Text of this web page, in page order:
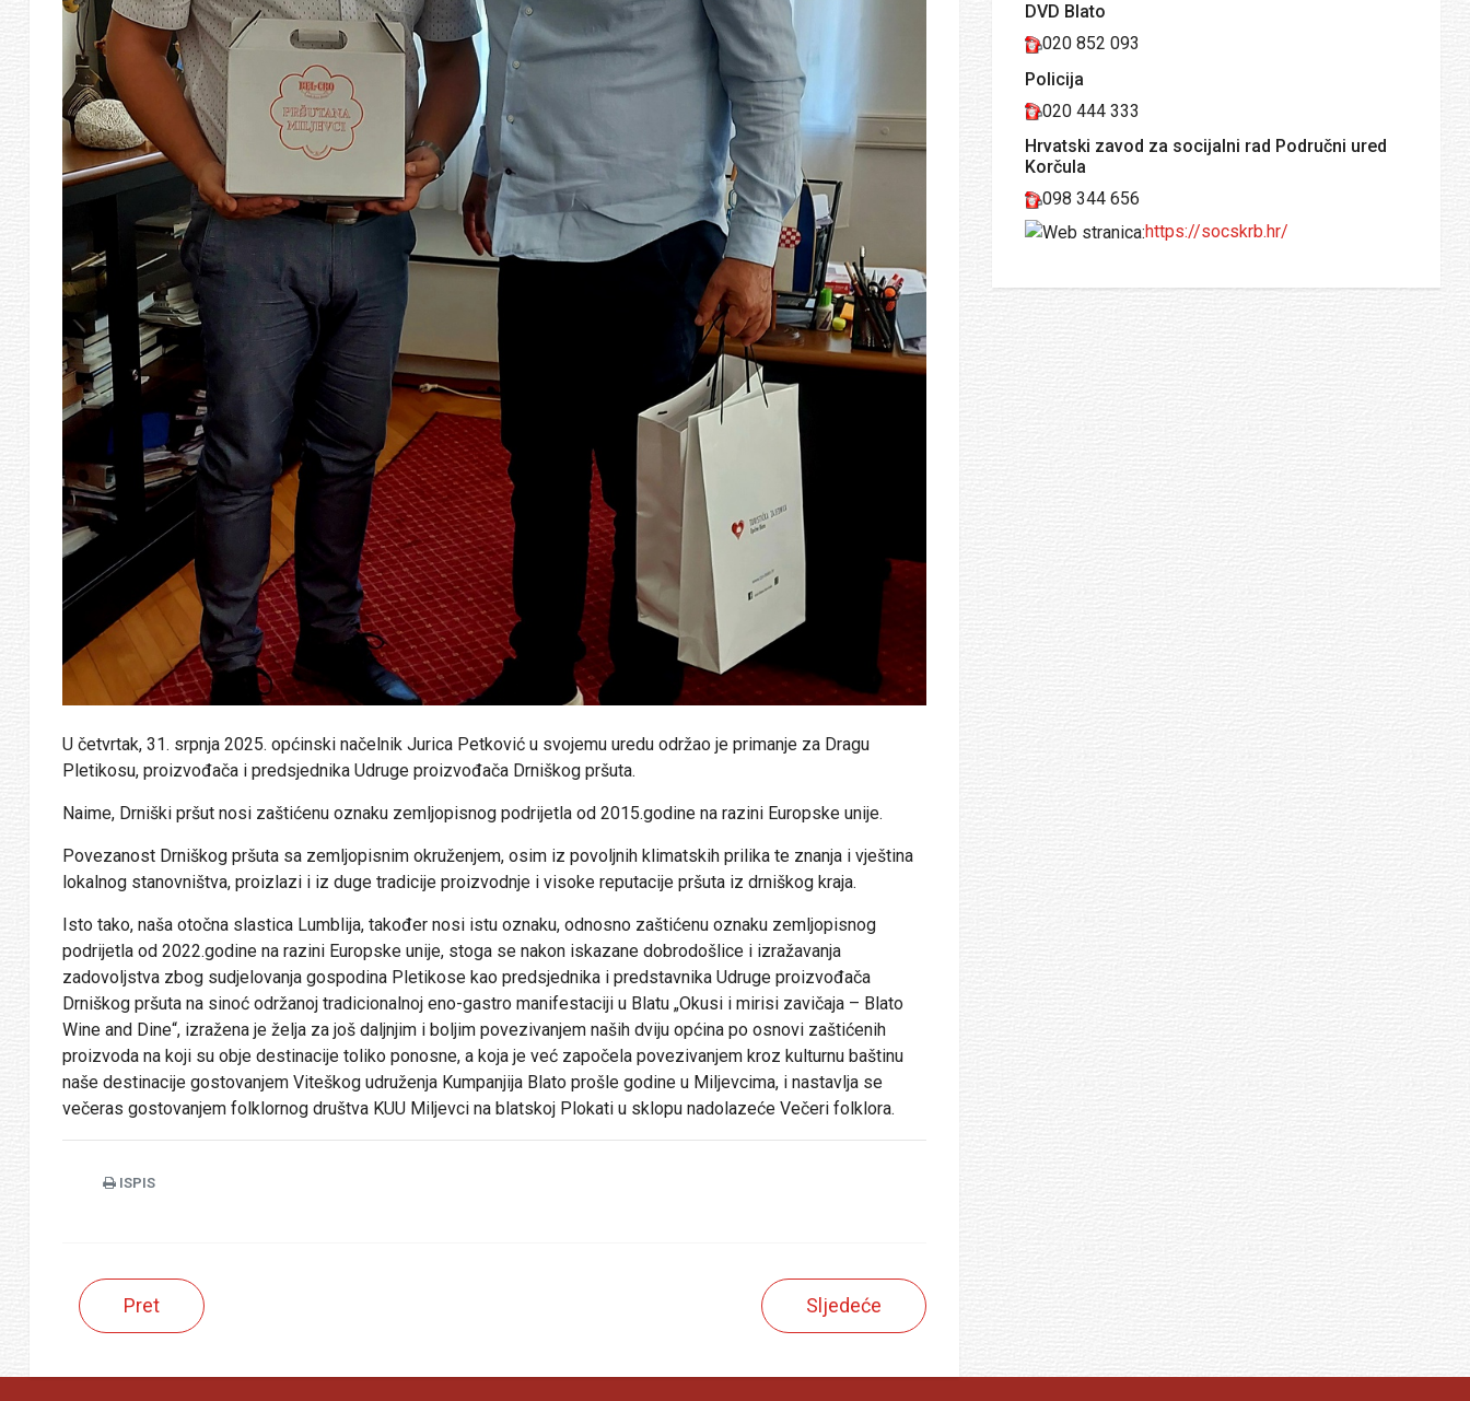
U četvrtak, 31. srpnja 2025. općinski načelnik Jurica Petković u svojemu uredu održao je primanje za Dragu
Pletikosu, proizvođača i predsjednika Udruge proizvođača Drniškog pršuta.
Naime, Drniški pršut nosi zaštićenu oznaku zemljopisnog podrijetla od 2015.godine na razini Europske unije.
Povezanost Drniškog pršuta sa zemljopisnim okruženjem, osim iz povoljnih klimatskih prilika te znanja i vještina
lokalnog stanovništva, proizlazi i iz duge tradicije proizvodnje i visoke reputacije pršuta iz drniškog kraja.
Isto tako, naša otočna slastica Lumblija, također nosi istu oznaku, odnosno zaštićenu oznaku zemljopisnog
podrijetla od 2022.godine na razini Europske unije, stoga se nakon iskazane dobrodošlice i izražavanja
zadovoljstva zbog sudjelovanja gospodina Pletikose kao predsjednika i predstavnika Udruge proizvođača
Drniškog pršuta na sinoć održanoj tradicionalnoj eno-gastro manifestaciji u Blatu „Okusi i mirisi zavičaja – Blato
Wine and Dine“, izražena je želja za još daljnjim i boljim povezivanjem naših dviju općina po osnovi zaštićenih
proizvoda na koji su obje destinacije toliko ponosne, a koja je već započela povezivanjem kroz kulturnu baštinu
naše destinacije gostovanjem Viteškog udruženja Kumpanjija Blato prošle godine u Miljevcima, i nastavlja se
večeras gostovanjem folklornog društva KUU Miljevci na blatskoj Plokati u sklopu nadolazeće Večeri folklora.
ISPIS
Pret Sljedeće
DVD Blato
020 852 093
Policija
020 444 333
Hrvatski zavod za socijalni rad Područni ured
Korčula
098 344 656
https://socskrb.hr/